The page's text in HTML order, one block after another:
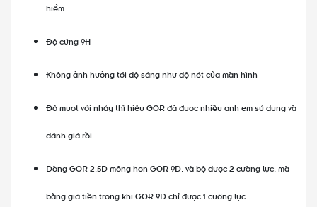
hiểm.
Độ cứng 9H
Không ảnh hưởng tới độ sáng như độ nét của màn hình
Độ mượt với nhảy thì hiệu GOR đã được nhiều anh em sử dụng và
đánh giá rồi.
Dòng GOR 2.5D mõng hơn GOR 9D, và bộ được 2 cường lực, mà
bằng giá tiền trong khi GOR 9D chỉ được 1 cường lực.